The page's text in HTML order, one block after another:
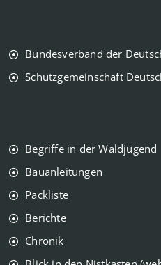
Bundesverband der
Schutzgemeinschaft
Begriffe in der Waldjugend
Bauanleitungen
Packliste
Berichte
Chronik